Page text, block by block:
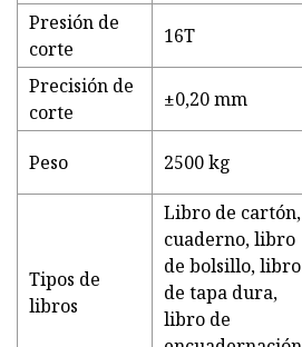
Presión de
corte
16T
Precisión de
corte
±0,20 mm
Peso 2500 kg
Tipos de
libros
Libro de cartón,
cuaderno, libro
de bolsillo, libro
de tapa dura,
libro de